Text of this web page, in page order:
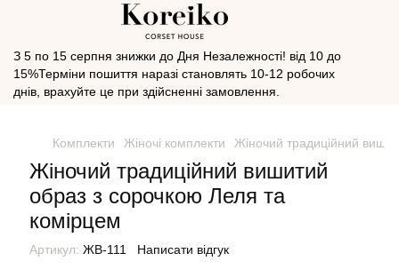
З 5 по 15 серпня знижки до Дня Незалежності! від 10 до
15%Терміни пошиття наразі становлять 10-12 робочих
днів, врахуйте це при здійсненні замовлення.
Комплекти Жіночі комплекти Жіночий традиційний
Жіночий традиційний вишитий
образ з сорочкою Леля та
комірцем
Артикул: ЖВ-111 Написати відгук